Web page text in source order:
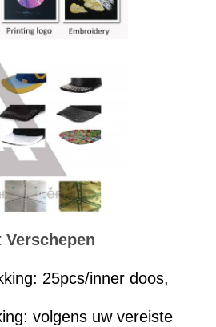
25pcs/inner doos,
volgens uw vereiste